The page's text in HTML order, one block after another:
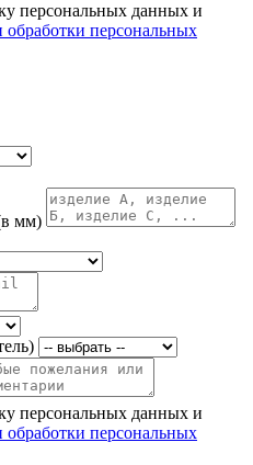
персональных данных и
персональных
мм)
персональных данных и
персональных